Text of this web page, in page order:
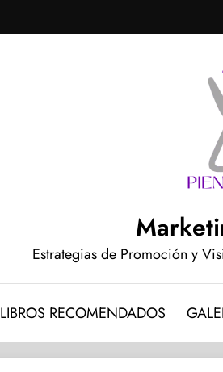
Estrategias de Promoción y
LIBROS RECOMENDADOS